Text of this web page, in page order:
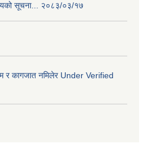
सूचना... २०८३/०३/१७
र कागजात नमिलेर Under Verified